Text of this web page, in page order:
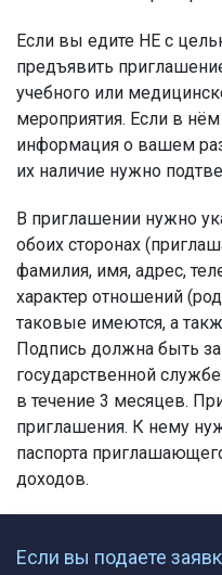
Если вы едите НЕ с
предъявить
учебного или
мероприятия. Если в
информация о вашем
их наличие нужно
В приглашении нужно
обоих сторонах
фамилия, имя, адрес,
характер отношений
таковые имеются, а
Подпись должна быть
государственной
в течение 3 месяцев.
приглашения. К нему
паспорта
доходов.
Если вы подаете